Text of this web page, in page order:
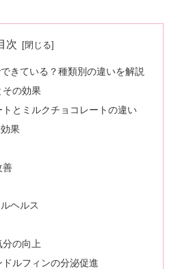
次
きている？種類別の違いを解説
その効果
トとミルクチョコレートの違い
果
善
ヘルス
の向上
ルフィンの分泌促進